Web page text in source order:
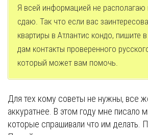
Я всей информацией не располагаю
сдаю. Так что если вас
квартиры в Атлантис кондо, пишите
дам контакты проверенного
который может вам помочь.
Для тех кому советы не нужны, все
аккуратнее. В этом году мне писало
которые спрашивали что им делать.